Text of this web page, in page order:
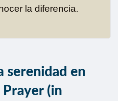
la diferencia.
serenidad en
(in